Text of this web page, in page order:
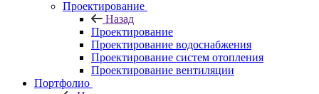
Проектирование
Назад
Проектирование
Проектирование водоснабжения
Проектирование систем отопления
Проектирование вентиляции
Портфолио